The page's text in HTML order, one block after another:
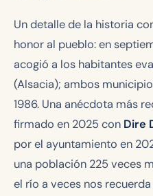
Un detalle de la historia
honor al pueblo: en
acogió a los habitantes
(Alsacia); ambos
1986. Una anécdota más
firmado en 2025 con Dire
por el ayuntamiento en
una población 225 veces
el río a veces nos